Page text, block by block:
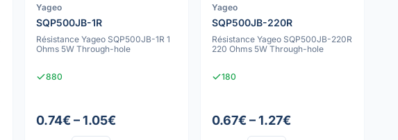
Yageo
SQP500JB-1R
Résistance Yageo SQP500JB-1R 1
Ohms 5W Through-hole
880
0.74€ – 1.05€
Yageo
SQP500JB-220R
Résistance Yageo SQP500JB-220R
220 Ohms 5W Through-hole
180
0.67€ – 1.27€